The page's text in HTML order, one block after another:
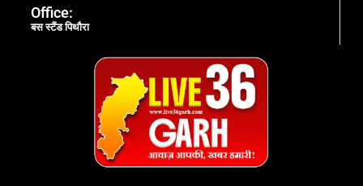
Office:
बस स्टैंड पिथौरा